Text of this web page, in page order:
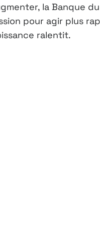
la Banque
pour agir plus
ralentit.